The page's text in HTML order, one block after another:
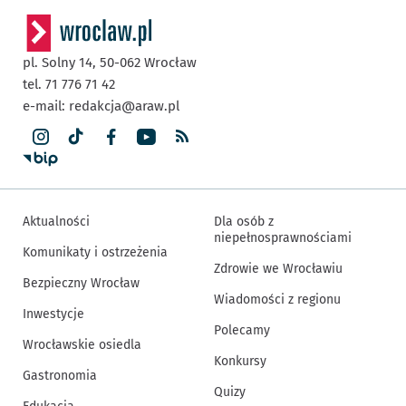
pl. Solny 14, 50-062 Wrocław
tel. 71 776 71 42
e-mail: redakcja@araw.pl
Aktualności
Komunikaty i ostrzeżenia
Bezpieczny Wrocław
Inwestycje
Wrocławskie osiedla
Gastronomia
Dla osób z
niepełnosprawnościami
Zdrowie we Wrocławiu
Wiadomości z regionu
Polecamy
Konkursy
Quizy